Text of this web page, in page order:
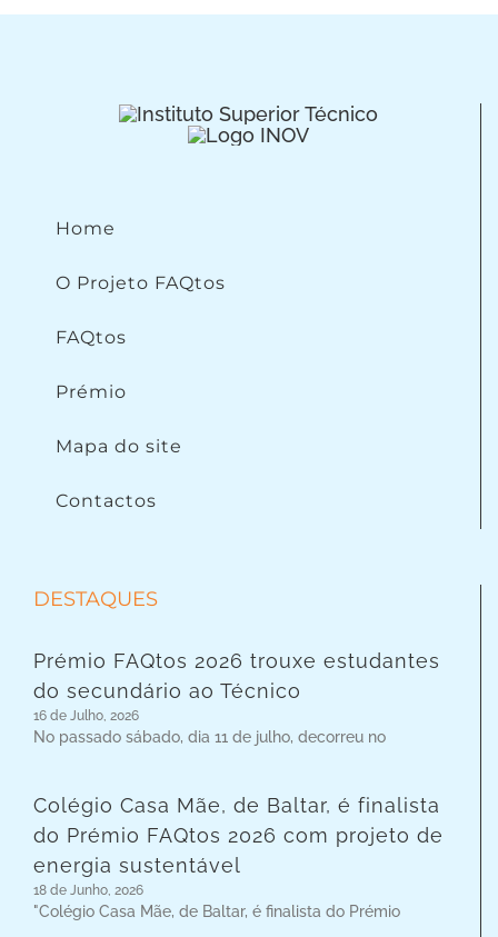
Home
O Projeto FAQtos
FAQtos
Prémio
Mapa do site
Contactos
DESTAQUES
Prémio FAQtos 2026 trouxe estudantes
do secundário ao Técnico
16 de Julho, 2026
No passado sábado, dia 11 de julho, decorreu no
Colégio Casa Mãe, de Baltar, é finalista
do Prémio FAQtos 2026 com projeto de
energia sustentável
18 de Junho, 2026
"Colégio Casa Mãe, de Baltar, é finalista do Prémio